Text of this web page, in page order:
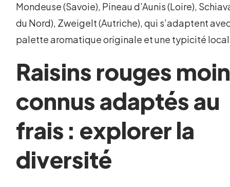
Mondeuse (Savoie), Pineau d’Aunis (Loire),
du Nord), Zweigelt (Autriche), qui s’adaptent
palette aromatique originale et une typicité
Raisins rouges
connus adaptés au
frais : explorer la
diversité